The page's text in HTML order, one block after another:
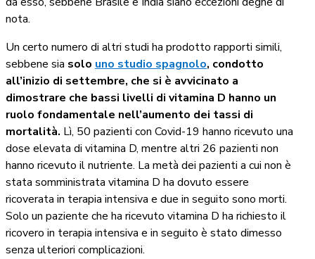
nota.
Un certo numero di altri studi ha prodotto rapporti simili,
sebbene sia solo uno studio spagnolo, condotto
all’inizio di settembre, che si è avvicinato a
dimostrare che bassi livelli di vitamina D hanno un
ruolo fondamentale nell’aumento dei tassi di
mortalità. Lì, 50 pazienti con Covid-19 hanno ricevuto una
dose elevata di vitamina D, mentre altri 26 pazienti non
hanno ricevuto il nutriente. La metà dei pazienti a cui non è
stata somministrata vitamina D ha dovuto essere
ricoverata in terapia intensiva e due in seguito sono morti.
Solo un paziente che ha ricevuto vitamina D ha richiesto il
ricovero in terapia intensiva e in seguito è stato dimesso
senza ulteriori complicazioni.